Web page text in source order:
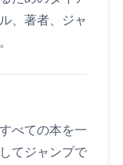
、著者、ジャ
べての本を一
てジャンプで